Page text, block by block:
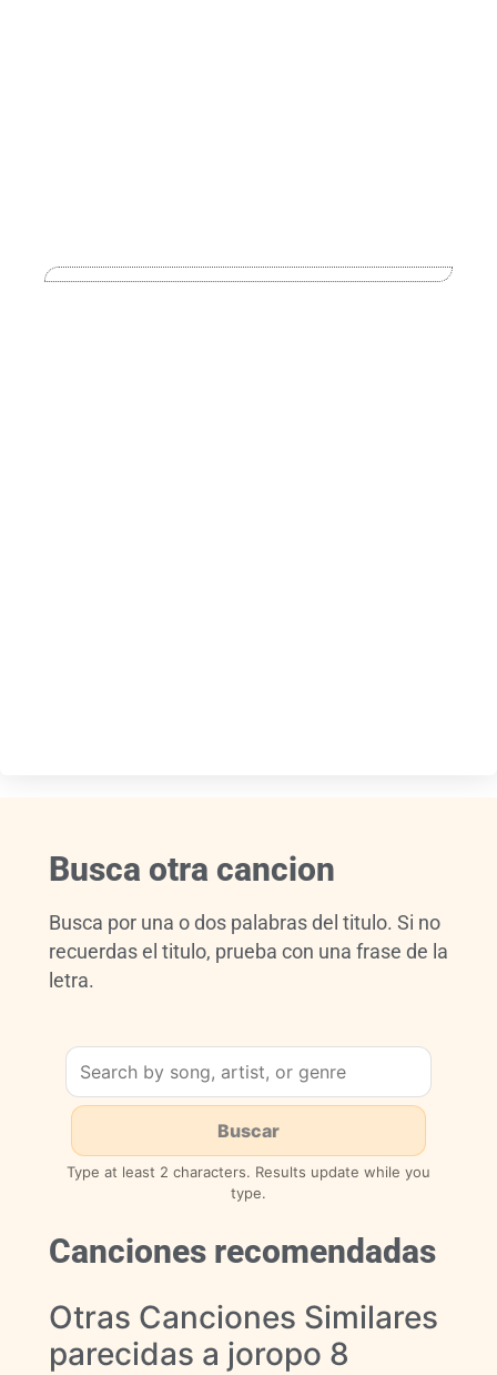
Busca otra cancion
Busca por una o dos palabras del titulo. Si no
recuerdas el titulo, prueba con una frase de la
letra.
Type at least 2 characters. Results update while you
type.
Canciones recomendadas
Otras Canciones Similares
parecidas a joropo 8